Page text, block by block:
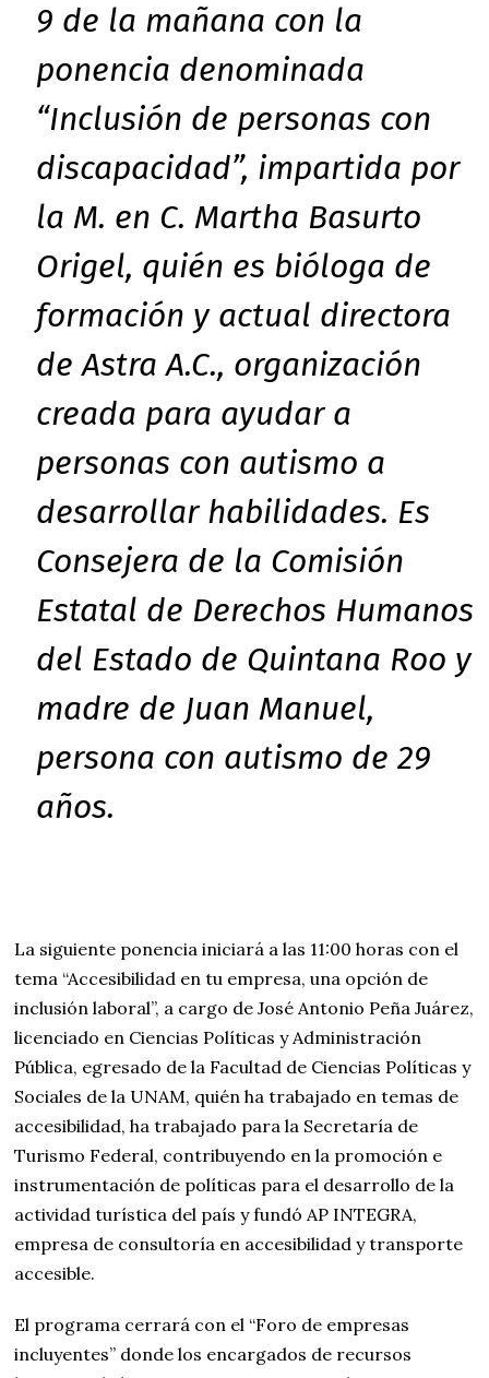
9 de la mañana con la
ponencia denominada
“Inclusión de personas con
discapacidad”, impartida por
la M. en C. Martha Basurto
Origel, quién es bióloga de
formación y actual directora
de Astra A.C., organización
creada para ayudar a
personas con autismo a
desarrollar habilidades. Es
Consejera de la Comisión
Estatal de Derechos Humanos
del Estado de Quintana Roo y
madre de Juan Manuel,
persona con autismo de 29
años.
La siguiente ponencia iniciará a las 11:00 horas con el
tema “Accesibilidad en tu empresa, una opción de
inclusión laboral”, a cargo de José Antonio Peña Juárez,
licenciado en Ciencias Políticas y Administración
Pública, egresado de la Facultad de Ciencias Políticas y
Sociales de la UNAM, quién ha trabajado en temas de
accesibilidad, ha trabajado para la Secretaría de
Turismo Federal, contribuyendo en la promoción e
instrumentación de políticas para el desarrollo de la
actividad turística del país y fundó AP INTEGRA,
empresa de consultoría en accesibilidad y transporte
accesible.
El programa cerrará con el “Foro de empresas
incluyentes” donde los encargados de recursos